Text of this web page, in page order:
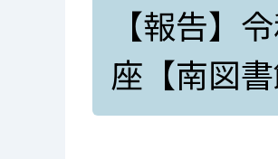
【報告】
座【南図書